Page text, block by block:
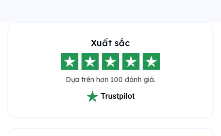
Xuất sắc
Dựa trên hơn 100 đánh giá.